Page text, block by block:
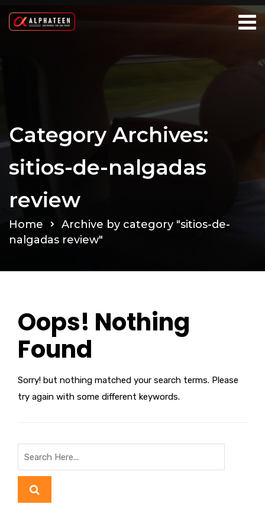
Category Archives:
sitios-de-nalgadas
review
Home
Archive by category "sitios-de-
nalgadas review"
Oops! Nothing
Found
Sorry! but nothing matched your search terms. Please
try again with some different keywords.